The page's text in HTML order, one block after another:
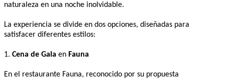
naturaleza en una noche inolvidable.
La experiencia se divide en dos opciones, diseñadas para
satisfacer diferentes estilos:
1. Cena de Gala en Fauna
En el restaurante Fauna, reconocido por su propuesta